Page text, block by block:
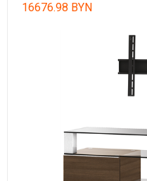
16676.98 BYN